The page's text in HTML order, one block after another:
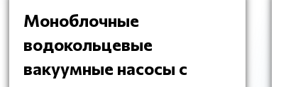
Моноблочные
водокольцевые
вакуумные насосы с